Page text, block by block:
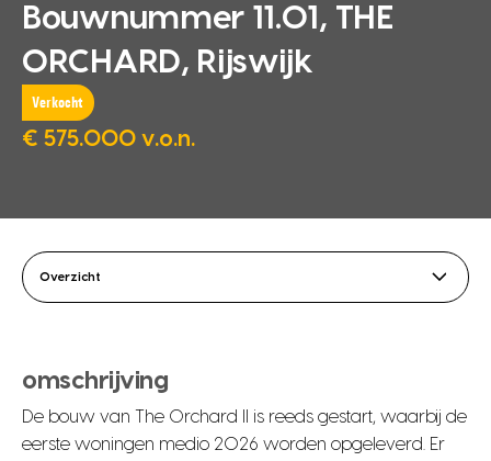
Bouwnummer 11.01, THE
ORCHARD, Rijswijk
Verkocht
€ 575.000 v.o.n.
Overzicht
omschrijving
De bouw van The Orchard II is reeds gestart, waarbij de
eerste woningen medio 2026 worden opgeleverd. Er